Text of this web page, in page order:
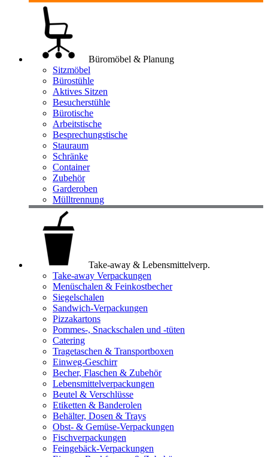
Büromöbel & Planung
Sitzmöbel
Bürostühle
Aktives Sitzen
Besucherstühle
Bürotische
Arbeitstische
Besprechungstische
Stauraum
Schränke
Container
Zubehör
Garderoben
Mülltrennung
Take-away & Lebensmittelverp.
Take-away Verpackungen
Menüschalen & Feinkostbecher
Siegelschalen
Sandwich-Verpackungen
Pizzakartons
Pommes-, Snackschalen und -tüten
Catering
Tragetaschen & Transportboxen
Einweg-Geschirr
Becher, Flaschen & Zubehör
Lebensmittelverpackungen
Beutel & Verschlüsse
Etiketten & Banderolen
Behälter, Dosen & Trays
Obst- & Gemüse-Verpackungen
Fischverpackungen
Feingebäck-Verpackungen